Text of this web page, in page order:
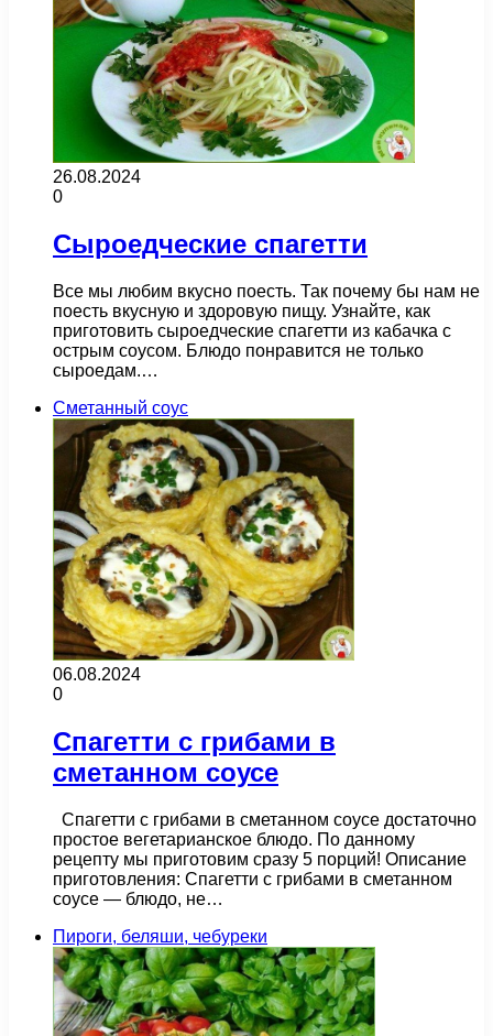
26.08.2024
0
Сыроедческие спагетти
Все мы любим вкусно поесть. Так почему бы нам не
поесть вкусную и здоровую пищу. Узнайте, как
приготовить сыроедческие спагетти из кабачка с
острым соусом. Блюдо понравится не только
сыроедам.…
Сметанный соус
06.08.2024
0
Спагетти с грибами в
сметанном соусе
Спагетти с грибами в сметанном соусе достаточно
простое вегетарианское блюдо. По данному
рецепту мы приготовим сразу 5 порций! Описание
приготовления: Спагетти с грибами в сметанном
соусе — блюдо, не…
Пироги, беляши, чебуреки